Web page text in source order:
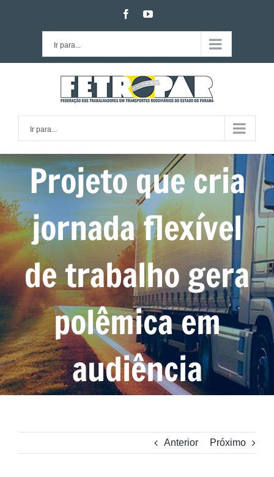
facebookyoutube
Ir para...
Ir para...
Projeto que cria
jornada flexível
de trabalho gera
polêmica em
audiência
Anterior Próximo